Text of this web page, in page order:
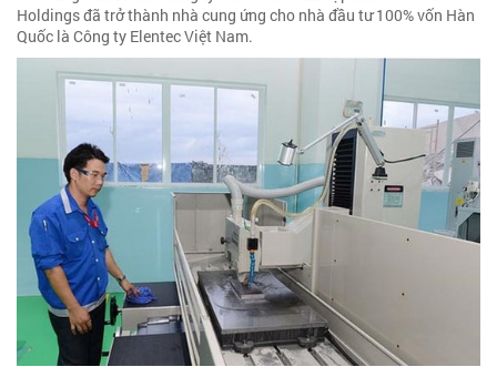
Holdings đã trở thành nhà cung ứng cho nhà đầu tư 100% vốn Hàn
Quốc là Công ty Elentec Việt Nam.